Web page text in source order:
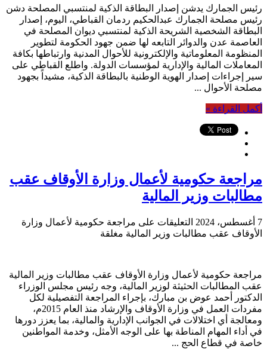
رئيس الجمارك يدشن إصدار البطاقة الذكية لمنتسبي المصلحة دشن
رئيس مصلحة الجمارك عبدالحكيم ردمان القباطي، اليوم، إصدار
البطاقة الشخصية الشريحة الذكية لمنتسبي ديوان المصلحة في
العاصمة عدن والدوائر التابعه لها ضمن جهود الحكومة لتطوير
المنظومة المعلوماتية والإلكترونية للأحوال المدنية وارتباطها بكافة
المعاملات المالية والإدارية لمؤسسات الدولة. واطلع القباطي على
سير إجراءات إصدار الهوية الوطنية بالبطاقة الذكية، مشيداً بجهود
مصلحة الأحوال ...
أكمل القراءة »
مراجعة حكومية لأعمال وزارة الأوقاف عقب
مطالبات وزير المالية
7 أغسطس، 2024 التعليقات على مراجعة حكومية لأعمال وزارة
الأوقاف عقب مطالبات وزير المالية مغلقة
مراجعة حكومية لأعمال وزارة الأوقاف عقب مطالبات وزير المالية
عقب المطالبات الحثيثة لوزير المالية، وجه رئيس مجلس الوزراء
الدكتور أحمد عوض بن مبارك، بإجراء المراجعة التفصيلية لكل
مفردات العمل في وزارة الأوقاف والإرشاد منذ العام 2015م،
ومعالجة أي اختلالات في الجوانب الإدارية والمالية، بما يعزز دورها
في أداء المهام المناطة بها على الوجه الأمثل، وخدمة المواطنين
خاصة في قطاع الحج ...